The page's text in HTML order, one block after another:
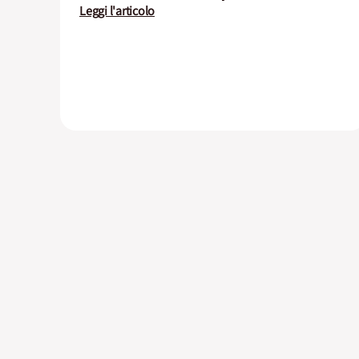
Leggi l'articolo